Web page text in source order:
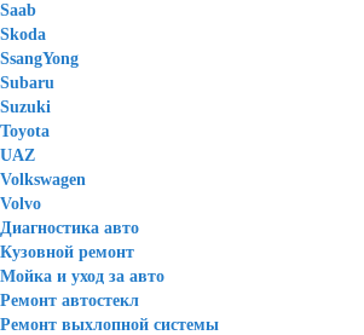
Saab
Skoda
SsangYong
Subaru
Suzuki
Toyota
UAZ
Volkswagen
Volvo
Диагностика авто
Кузовной ремонт
Мойка и уход за авто
Ремонт автостекл
Ремонт выхлопной системы